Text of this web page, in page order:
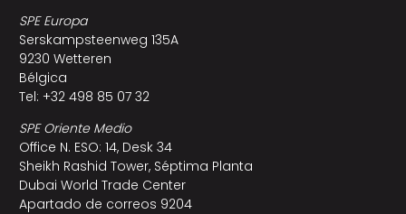
SPE Europa
Serskampsteenweg 135A
9230 Wetteren
Bélgica
Tel: +32 498 85 07 32
SPE Oriente Medio
Office N. ESO: 14, Desk 34
Sheikh Rashid Tower, Séptima Planta
Dubai World Trade Center
Apartado de correos 9204